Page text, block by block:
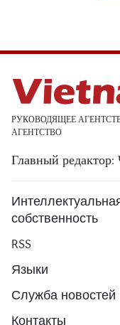
РУКОВОДЯЩЕЕ
АГЕНТСТВО
Главный
собственность
RSS
Языки
Служба новостей
Контакты